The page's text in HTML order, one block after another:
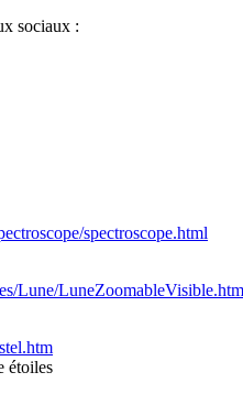
sociaux :
spectroscope.html
Lune/
étoiles